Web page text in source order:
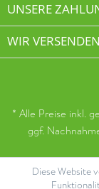
UNSERE
WIR
* Alle Preise inkl.
ggf.
Diese Website